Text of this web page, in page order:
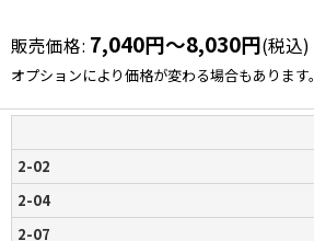
販売価格: 7,040円～8,030円(税込)
オプションにより価格が変わる場合もあります。
2-02
2-04
2-07